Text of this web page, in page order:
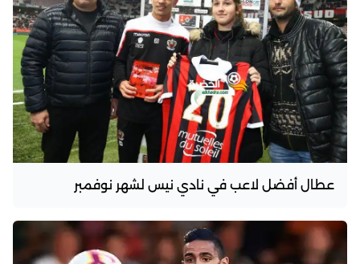
عطال أفضل لاعب في نادي نيس لشهر نوفمبر